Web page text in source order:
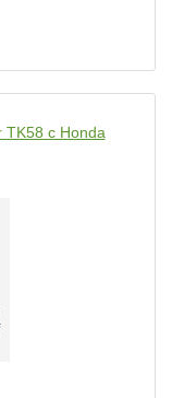
с Honda